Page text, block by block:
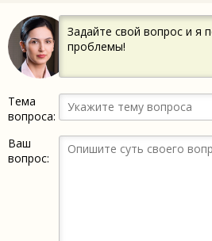
Задайте свой вопрос и я
проблемы!
Тема
вопроса:
Ваш
вопрос: